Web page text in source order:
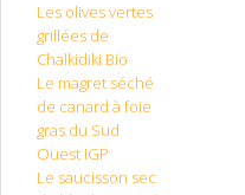
Les olives vertes
grillées de
Chalkidiki Bio
Le magret séché
de canard à foie
gras du Sud
Ouest IGP
Le saucisson sec